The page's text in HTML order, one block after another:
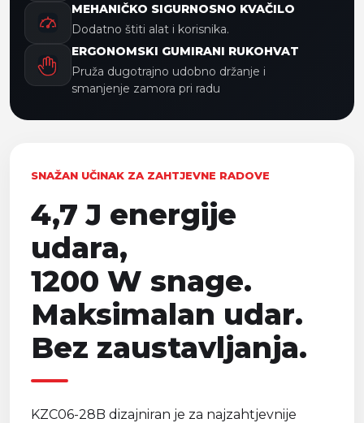
MEHANIČKO SIGURNOSNO KVAČILO
Dodatno štiti alat i korisnika.
ERGONOMSKI GUMIRANI RUKOHVAT
Pruža dugotrajno udobno držanje i
smanjenje zamora pri radu
SNAŽAN UČINAK ZA ZAHTJEVNE RADOVE
4,7 J energije
udara,
1200 W snage.
Maksimalan udar.
Bez zaustavljanja.
KZC06-28B dizajniran je za najzahtjevnije